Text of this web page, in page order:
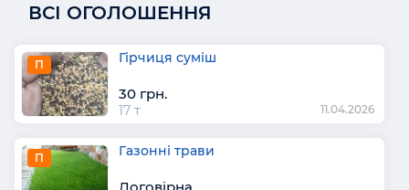
ВСІ ОГОЛОШЕННЯ
П Гірчиця суміш
30 грн.
17 т 11.04.2026
П Газонні трави